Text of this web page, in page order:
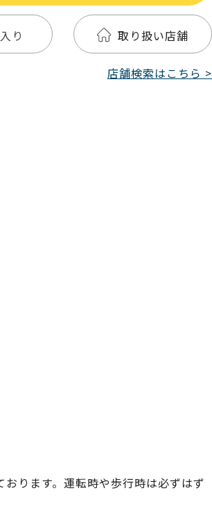
り 取り扱い店舗
店舗検索はこちら >
ります。運転時や歩行時は必ずはず